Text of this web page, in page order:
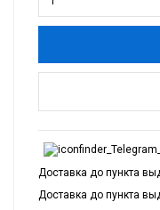
Доставка до пункта
Доставка до пункта